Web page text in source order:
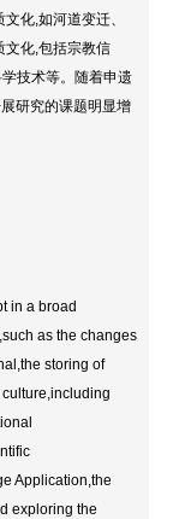
化,如河道变迁、
文化,包括宗教信
技术等。随着申遗
研究的课题明显增
in a broad
as the changes
storing of
Application,the
exploring the